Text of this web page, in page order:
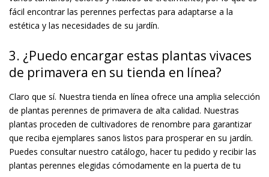
fácil encontrar las perennes perfectas para adaptarse a la
estética y las necesidades de su jardín.
3. ¿Puedo encargar estas plantas vivaces
de primavera en su tienda en línea?
Claro que sí. Nuestra tienda en línea ofrece una amplia selección
de plantas perennes de primavera de alta calidad. Nuestras
plantas proceden de cultivadores de renombre para garantizar
que reciba ejemplares sanos listos para prosperar en su jardín.
Puedes consultar nuestro catálogo, hacer tu pedido y recibir las
plantas perennes elegidas cómodamente en la puerta de tu